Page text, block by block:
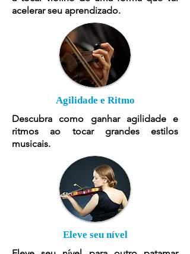
acelerar seu aprendizado.
Agilidade e Ritmo
Descubra como ganhar agilidade e
ritmos ao tocar grandes estilos
musicais.
Eleve seu nível